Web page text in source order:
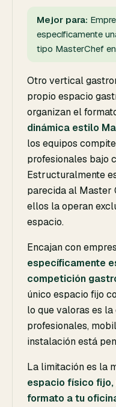
Mejor para:
específicamente
tipo MasterChef
Otro vertical
propio espacio
organizan el
dinámica estilo
los equipos
profesionales bajo
Estructuralmente
parecida al Master
ellos la operan
espacio.
Encajan con
específicamente
competición
único espacio fijo
lo que valoras es
profesionales,
instalación está
La limitación es la
espacio físico
formato a tu